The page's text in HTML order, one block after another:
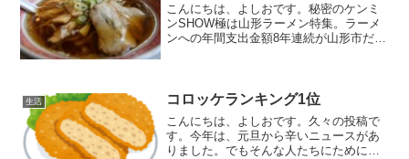
こんにちは、よしおです。秘密のケンミ
ンSHOW極は山形ラーメン特集。ラーメ
ンへの年間支出金額8年連続が山形市だっ
生活 コロッケランキング1位
こんにちは、よしおです。久々の投稿で
す。今年は、元旦から辛いニュースがあ
りました。でもそんな人たちにためにも